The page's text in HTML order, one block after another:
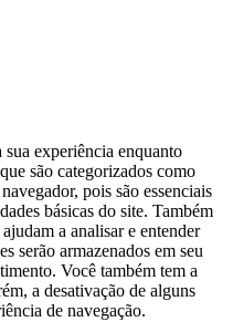
sua experiência enquanto
são categorizados como
pois são essenciais
básicas do site. Também
a analisar e entender
serão armazenados em seu
Você também tem a
a desativação de alguns
de navegação.